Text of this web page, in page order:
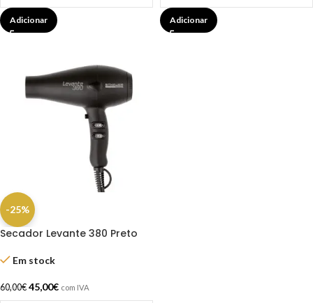
Adicionar Adicionar
-25%
Secador Levante 380 Preto
Em stock
60,00€ 45,00€ com IVA